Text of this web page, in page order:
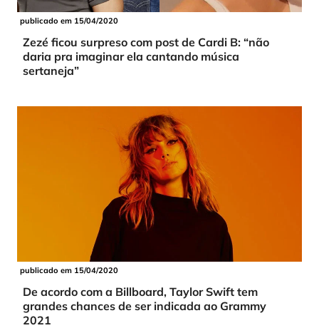
publicado em 15/04/2020
Zezé ficou surpreso com post de Cardi B: “não
daria pra imaginar ela cantando música
sertaneja”
publicado em 15/04/2020
De acordo com a Billboard, Taylor Swift tem
grandes chances de ser indicada ao Grammy
2021